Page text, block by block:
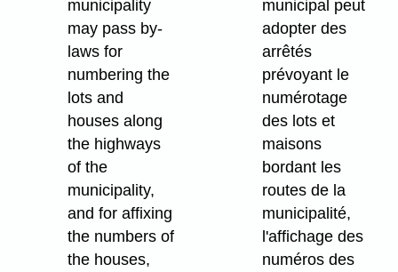
municipality
may pass by-
laws for
numbering the
lots and
houses along
the highways
of the
municipality,
and for affixing
the numbers of
the houses,
municipal peut
adopter des
arrêtés
prévoyant le
numérotage
des lots et
maisons
bordant les
routes de la
municipalité,
l'affichage des
numéros des